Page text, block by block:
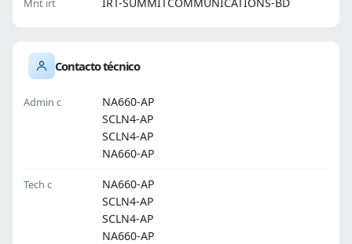
Mnt irt
Contacto técnico
Admin c
NA660-AP
SCLN4-AP
SCLN4-AP
NA660-AP
Tech c
NA660-AP
SCLN4-AP
SCLN4-AP
NA660-AP